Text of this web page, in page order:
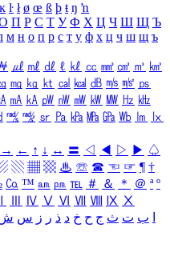
ĸ ŀ ł ø œ ß þ ŧ ŋ ŉ
П Р С Т У Ф Х Ц Ч Ш Щ Ъ
м н о п р с т у ф х ц ч ш щ ъ
㎕ ㎖ ㎗ ℓ ㎘ ㏄ ㎣ ㎤ ㎥ ㎦
㎎ ㎏ ㏏ ㎈ ㎉ ㏈ ㎧ ㎨ ㎰
㎃ ㎄ ㎺ ㎻ ㎽ ㎾ ㎿ ㎐ ㎑
㎮ ㎯ ㏛ ㎩ ㎪ ㎫ ㎬ ㏝ ㏐
㏓
→ ← ↑ ↓ ↔ 〓 ◁ ◀ ▷ ▶ ♤
▧ ▦ ▩ ♨ ☏ ☎ ☜ ☞ ¶ †
㏇ ™ ㏂ ㏘ ℡ ＃ ＆ ＊ ＠ ª º
Ⅳ Ⅴ Ⅵ Ⅶ Ⅷ Ⅸ Ⅹ
ب ت ث ج ح خ د ذ ر ز س